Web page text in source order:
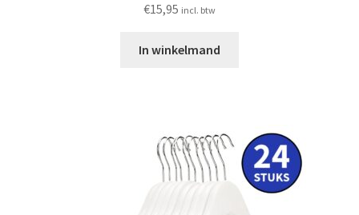
€15,95 incl. btw
In winkelmand